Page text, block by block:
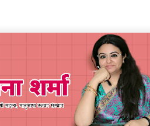
हिन्दी कवि सम्मेलन आज भी अकेला है ओम जी के